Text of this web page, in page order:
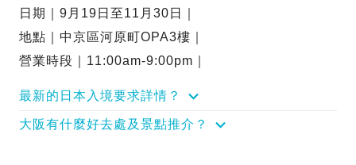
日期｜9月19日至11月30日｜
地點｜中京區河原町OPA3樓｜
營業時段｜11:00am-9:00pm｜
最新的日本入境要求詳情？
大阪有什麼好去處及景點推介？